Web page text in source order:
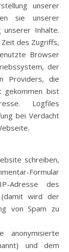
unserer
sie unserer
Inhalte.
des Zugriffs,
Browser
der
Providers, die
gekommen bist
Logfiles
bei Verdacht
schreiben,
Formular
Adresse des
(damit wird der
von Spam zu
anonymisierte
und dem